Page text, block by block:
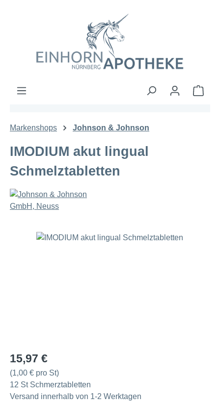
Markenshops Johnson & Johnson
IMODIUM akut lingual
Schmelztabletten
Bildergalerie überspringen
Regulärer Preis:
15,97 €
(1,00 € pro St)
12 St Schmerztabletten
Versand innerhalb von 1-2 Werktagen